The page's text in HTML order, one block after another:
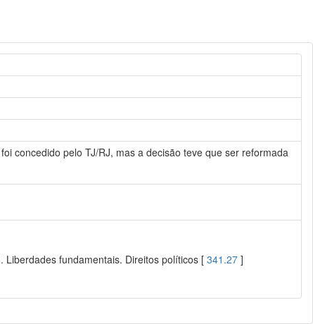
concedido pelo TJ/RJ, mas a decisão teve que ser reformada
Liberdades fundamentais. Direitos políticos [341.27 ]